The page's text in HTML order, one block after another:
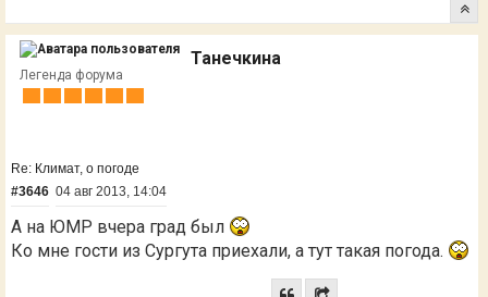
Танечкина
Легенда форума
Re: Климат, о погоде
#3646 04 авг 2013, 14:04
А на ЮМР вчера град был
Ко мне гости из Сургута приехали, а тут такая погода.